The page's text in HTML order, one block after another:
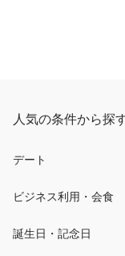
人気の条件から探
デート
ビジネス利用・会食
誕生日・記念日